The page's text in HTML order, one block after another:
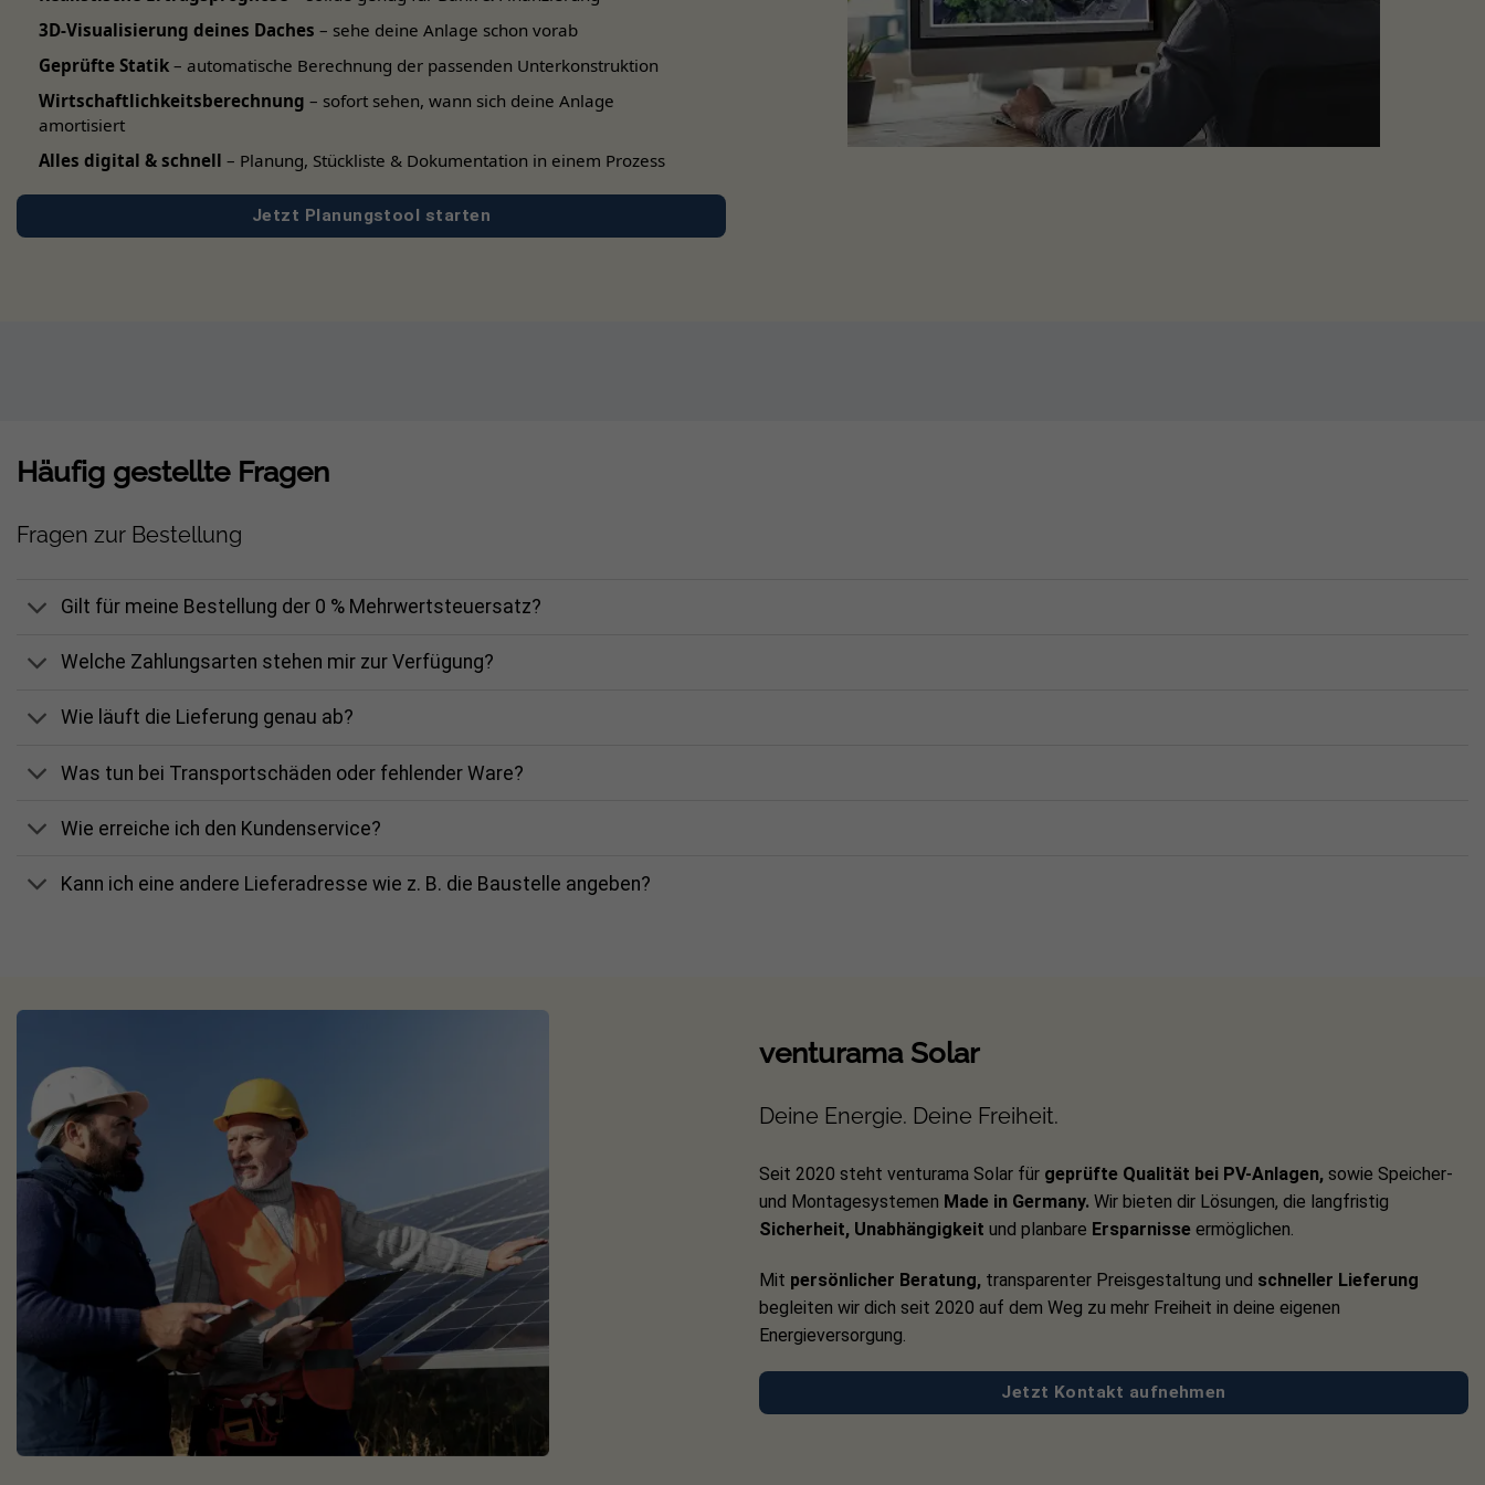
3D-Visualisierung deines Daches – sehe deine Anlage schon vorab
Geprüfte Statik – automatische Berechnung der passenden Unterkonstruktion
Wirtschaftlichkeitsberechnung – sofort sehen, wann sich deine Anlage
amortisiert
Alles digital & schnell – Planung, Stückliste & Dokumentation in einem Prozess
Jetzt Planungstool starten
Häufig gestellte Fragen
Fragen zur Bestellung
Gilt für meine Bestellung der 0 % Mehrwertsteuersatz?
Welche Zahlungsarten stehen mir zur Verfügung?
Wie läuft die Lieferung genau ab?
Was tun bei Transportschäden oder fehlender Ware?
Wie erreiche ich den Kundenservice?
Kann ich eine andere Lieferadresse wie z. B. die Baustelle angeben?
venturama Solar
Deine Energie. Deine Freiheit.
Seit 2020 steht venturama Solar für geprüfte Qualität bei PV-Anlagen, sowie Speicher-
und Montagesystemen Made in Germany. Wir bieten dir Lösungen, die langfristig
Sicherheit, Unabhängigkeit und planbare Ersparnisse ermöglichen.
Mit persönlicher Beratung, transparenter Preisgestaltung und schneller Lieferung
begleiten wir dich seit 2020 auf dem Weg zu mehr Freiheit in deine eigenen
Energieversorgung.
Jetzt Kontakt aufnehmen